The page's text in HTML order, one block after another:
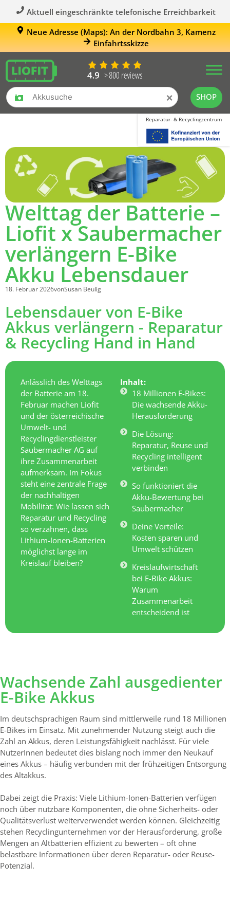
Aktuell eingeschränkte telefonische Erreichbarkeit
Neue Adresse (Maps): An der Nordbahn 3, Kamenz
Einfahrtsskizze
× SHOP
Reparatur- & Recyclingzentrum
Welttag der Batterie –
Liofit x Saubermacher
verlängern E-Bike
Akku Lebensdauer
18. Februar 2026vonSusan Beulig
Lebensdauer von E-Bike
Akkus verlängern - Reparatur
& Recycling Hand in Hand
Anlässlich des Welttags
der Batterie am 18.
Februar machen Liofit
und der österreichische
Umwelt- und
Recyclingdienstleister
Saubermacher AG auf
ihre Zusammenarbeit
aufmerksam. Im Fokus
steht eine zentrale Frage
der nachhaltigen
Mobilität: Wie lassen sich
Reparatur und Recycling
so verzahnen, dass
Lithium-Ionen-Batterien
möglichst lange im
Kreislauf bleiben?
Inhalt:
18 Millionen E-Bikes:
Die wachsende Akku-
Herausforderung
Die Lösung:
Reparatur, Reuse und
Recycling intelligent
verbinden
So funktioniert die
Akku-Bewertung bei
Saubermacher
Deine Vorteile:
Kosten sparen und
Umwelt schützen
Kreislaufwirtschaft
bei E-Bike Akkus:
Warum
Zusammenarbeit
entscheidend ist
Wachsende Zahl ausgedienter
E-Bike Akkus
Im deutschsprachigen Raum sind mittlerweile rund 18 Millionen
E-Bikes im Einsatz. Mit zunehmender Nutzung steigt auch die
Zahl an Akkus, deren Leistungsfähigkeit nachlässt. Für viele
NutzerInnen bedeutet dies bislang noch immer den Neukauf
eines Akkus – häufig verbunden mit der frühzeitigen Entsorgung
des Altakkus.
Dabei zeigt die Praxis: Viele Lithium-Ionen-Batterien verfügen
noch über nutzbare Komponenten, die ohne Sicherheits- oder
Qualitätsverlust weiterverwendet werden können. Gleichzeitig
stehen Recyclingunternehmen vor der Herausforderung, große
Mengen an Altbatterien effizient zu bewerten – oft ohne
belastbare Informationen über deren Reparatur- oder Reuse-
Potenzial.